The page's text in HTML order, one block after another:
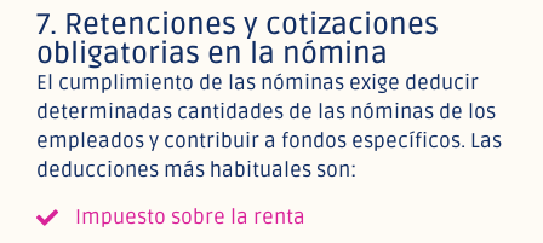
7. Retenciones y cotizaciones
obligatorias en la nómina
El cumplimiento de las nóminas exige deducir
determinadas cantidades de las nóminas de los
empleados y contribuir a fondos específicos. Las
deducciones más habituales son:
Impuesto sobre la renta